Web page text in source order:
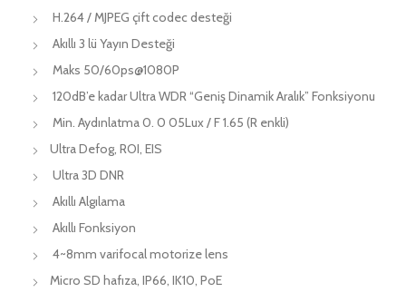
H.264 / MJPEG çift codec desteği
Akıllı 3 lü Yayın Desteği
Maks 50/60ps@1080P
120dB’e kadar Ultra WDR “Geniş Dinamik Aralık” Fonksiyonu
Min. Aydınlatma 0. 0 05Lux / F 1.65 (R enkli)
Ultra Defog, ROI, EIS
Ultra 3D DNR
Akıllı Algılama
Akıllı Fonksiyon
4~8mm varifocal motorize lens
Micro SD hafıza, IP66, IK10, PoE